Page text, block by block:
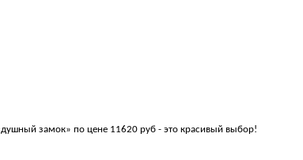
замок» по цене 11620 руб - это красивый выбор!